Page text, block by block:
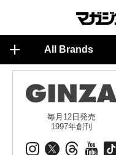
All Brands
毎月12日発売
1997年創刊